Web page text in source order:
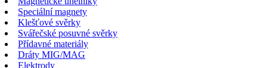
Speciální magnety
Klešťové svěrky
Svářečské posuvné svěrky
Přídavné materiály
Dráty MIG/MAG
Elektrody